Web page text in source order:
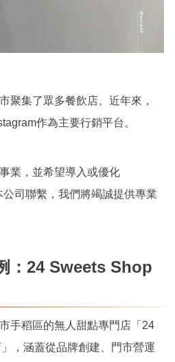
聚集了眾多餐飲店。近年來，
作為主要行銷平台。
業，並希望導入或優化
公司聯繫，我們將竭誠提供專業
：24 Sweets Shop
手稻區的無人甜點專門店「24
，涵蓋從品牌創建、門市營運